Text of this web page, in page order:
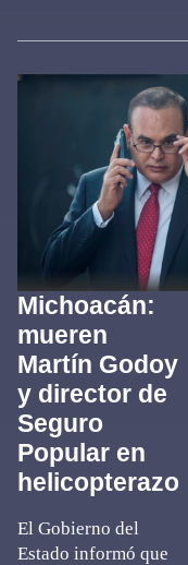
Michoacán:
mueren
Martín Godoy
y director de
Seguro
Popular en
helicopterazo
El Gobierno del
Estado informó que